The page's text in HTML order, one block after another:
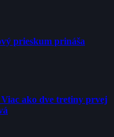
prieskum prináša
ako dve tretiny prvej